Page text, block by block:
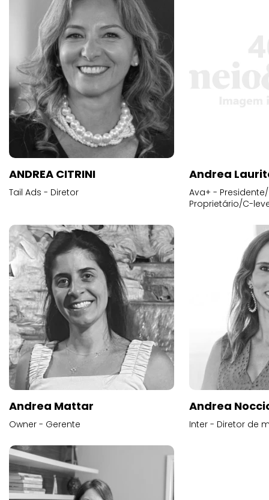
ANDREA CITRINI
Tail Ads - Diretor
Ava+ -
Proprietário/C-
Andrea Mattar
Owner - Gerente
Andrea
Inter - Diretor de